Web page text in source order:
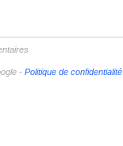
- Politique de confidentialité